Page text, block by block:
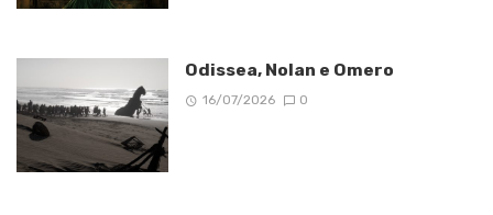
Odissea, Nolan e Omero
16/07/2026 0